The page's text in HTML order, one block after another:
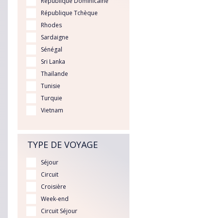
République Tchèque
Rhodes
Sardaigne
Sénégal
Sri Lanka
Thaïlande
Tunisie
Turquie
Vietnam
TYPE DE VOYAGE
Séjour
Circuit
Croisière
Week-end
Circuit Séjour